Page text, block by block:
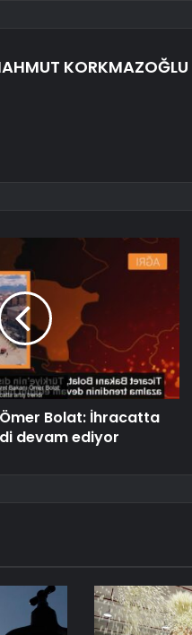
KORKMAZOĞLU
Bolat: İhracatta
devam ediyor